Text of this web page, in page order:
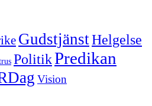
GudstjänstHelgelse
PolitikPredikan
Vision